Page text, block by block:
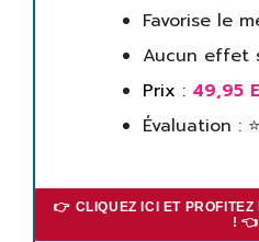
Favorise le
Aucun effet
Prix : 49,95
Évaluation :
👉 CLIQUEZ ICI ET
! 👈